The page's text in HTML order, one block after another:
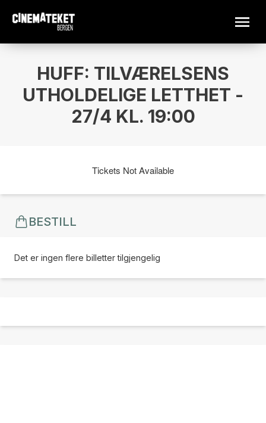
HUFF: TILVÆRELSENS
UTHOLDELIGE LETTHET -
27/4 KL. 19:00
Tickets Not Available
BESTILL
Det er ingen flere billetter tilgjengelig